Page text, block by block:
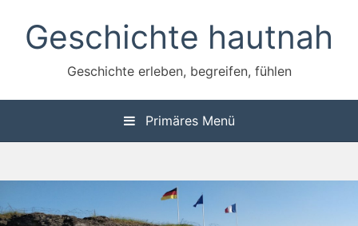
Inhalt
springenGeschichte hautnah
Geschichte erleben, begreifen, fühlen
Primäres Menü